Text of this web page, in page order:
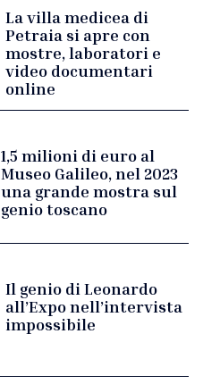
La villa medicea di
Petraia si apre con
mostre, laboratori e
video documentari
online
1,5 milioni di euro al
Museo Galileo, nel 2023
una grande mostra sul
genio toscano
Il genio di Leonardo
all’Expo nell’intervista
impossibile